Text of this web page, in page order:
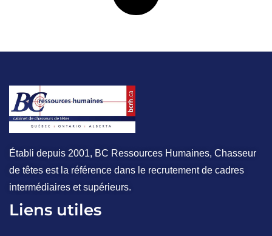
Établi depuis 2001, BC Ressources Humaines, Chasseur
de têtes est la référence dans le recrutement de cadres
intermédiaires et supérieurs.
Liens utiles